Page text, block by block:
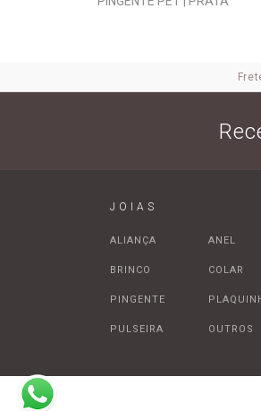
JOIAS
ALIANÇA ANEL
BRINCO COLAR
PINGENTE
PULSEIRA OUTROS